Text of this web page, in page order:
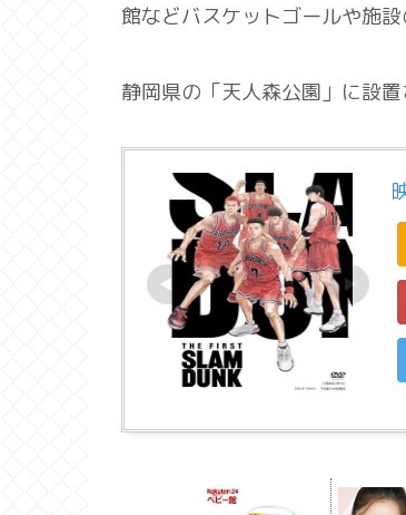
館などバスケットゴールや施設
静岡県の「天人森公園」に設